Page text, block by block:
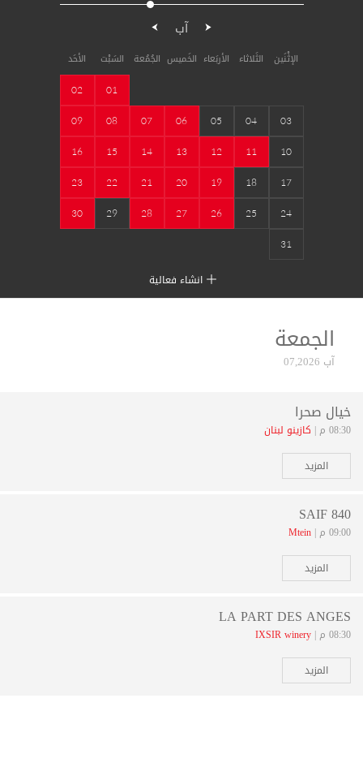
آب
الإثْنَين الثَلاثاء الأربَعاء الخَميس الجُمُعة السَبْت الأحَد
01
02
03
04
05
06
07
08
09
10
11
12
13
14
15
16
17
18
19
20
21
22
23
24
25
26
27
28
29
30
31
انشاء فعالية
الجمعة
آب 07,2026
خيال صحرا
08:30 م |
كازينو لبنان
المزيد
SAIF 840
09:00 م |
Mtein
المزيد
LA PART DES ANGES
08:30 م |
IXSIR winery
المزيد